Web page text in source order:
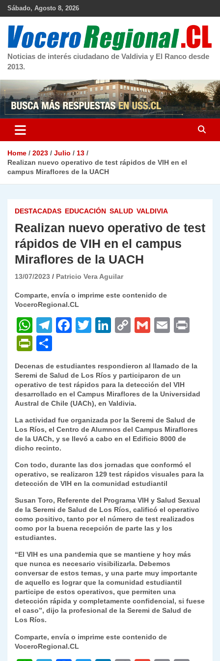
Skip
Sábado, Agosto 8, 2026
Noticias de interés ciudadano de Valdivia y El Ranco desde
2013.
Home 2023 Julio
13
Realizan nuevo operativo de test rápidos de VIH en el
campus Miraflores de la UACH
DESTACADAS EDUCACIÓN SALUD VALDIVIA
Realizan nuevo operativo de test
rápidos de VIH en el campus
Miraflores de la UACH
13/07/2023 Patricio Vera Aguilar
Comparte, envía o imprime este contenido de
VoceroRegional.CL
W
h
at
s
A
p
p
T
gr
a
m
F
e
b
o
o
k
T
er
Li
e
dI
n
C
y
Li
n
k
G
l
E
l
P
nt
Fr
ie
n
dl
y
m
p
ar
tir
Decenas de estudiantes respondieron al llamado de la
Seremi de Salud de Los Ríos y participaron de un
operativo de test rápidos para la detección del VIH
desarrollado en el Campus Miraflores de la Universidad
Austral de Chile (UACh), en Valdivia.
La actividad fue organizada por la Seremi de Salud de
Los Ríos, el Centro de Alumnos del Campus Miraflores
de la UACh, y se llevó a cabo en el Edificio 8000 de
dicho recinto.
Con todo, durante las dos jornadas que conformó el
operativo, se realizaron 129 test rápidos visuales para la
detección de VIH en la comunidad estudiantil
Susan Toro, Referente del Programa VIH y Salud Sexual
de la Seremi de Salud de Los Ríos, calificó el operativo
como positivo, tanto por el número de test realizados
como por la buena recepción de parte las y los
estudiantes.
“El VIH es una pandemia que se mantiene y hoy más
que nunca es necesario visibilizarla. Debemos
conversar de estos temas, y una parte muy importante
de aquello es lograr que la comunidad estudiantil
participe de estos operativos, que permiten una
detección rápida y completamente confidencial, si fuese
el caso”, dijo la profesional de la Seremi de Salud de
Los Ríos.
Comparte, envía o imprime este contenido de
VoceroRegional.CL